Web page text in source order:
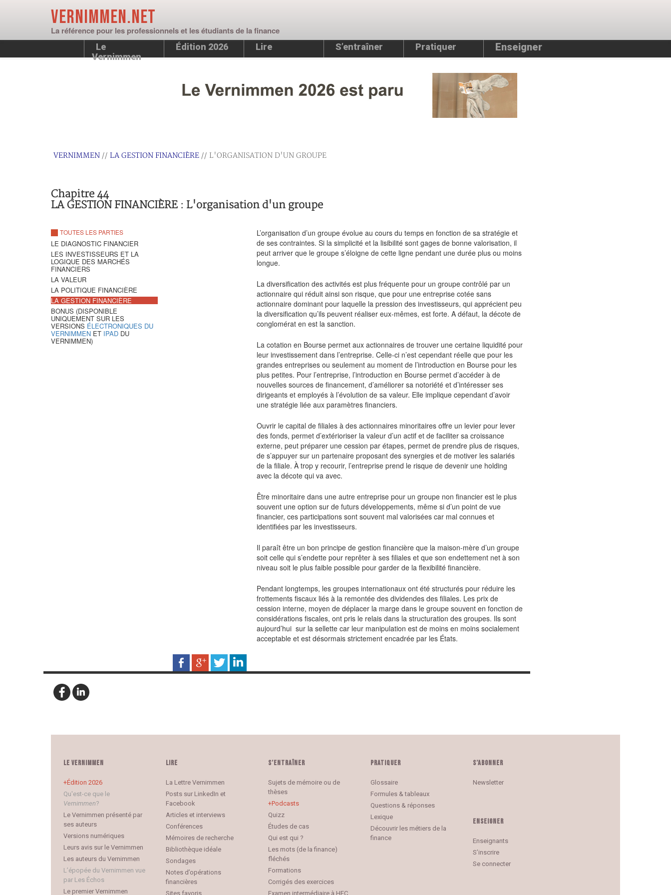
Vernimmen.net
La référence pour les professionnels et les étudiants de la finance
Le
Vernimmen
Édition 2026 Lire S’entraîner Pratiquer Enseigner
VERNIMMEN // LA GESTION FINANCIÈRE // L'ORGANISATION D'UN GROUPE
Chapitre 44
LA GESTION FINANCIÈRE : L'organisation d'un groupe
TOUTES LES PARTIES
LE DIAGNOSTIC FINANCIER
LES INVESTISSEURS ET LA
LOGIQUE DES MARCHÉS
FINANCIERS
LA VALEUR
LA POLITIQUE FINANCIÈRE
LA GESTION FINANCIÈRE
BONUS (DISPONIBLE
UNIQUEMENT SUR LES
VERSIONS ÉLECTRONIQUES DU
VERNIMMEN ET IPAD DU
VERNIMMEN)
L’organisation d’un groupe évolue au cours du temps en fonction de sa stratégie et
de ses contraintes. Si la simplicité et la lisibilité sont gages de bonne valorisation, il
peut arriver que le groupe s’éloigne de cette ligne pendant une durée plus ou moins
longue.
La diversification des activités est plus fréquente pour un groupe contrôlé par un
actionnaire qui réduit ainsi son risque, que pour une entreprise cotée sans
actionnaire dominant pour laquelle la pression des investisseurs, qui apprécient peu
la diversification qu’ils peuvent réaliser eux-mêmes, est forte. A défaut, la décote de
conglomérat en est la sanction.
La cotation en Bourse permet aux actionnaires de trouver une certaine liquidité pour
leur investissement dans l’entreprise. Celle-ci n’est cependant réelle que pour les
grandes entreprises ou seulement au moment de l’introduction en Bourse pour les
plus petites. Pour l’entreprise, l’introduction en Bourse permet d’accéder à de
nouvelles sources de financement, d’améliorer sa notoriété et d’intéresser ses
dirigeants et employés à l’évolution de sa valeur. Elle implique cependant d’avoir
une stratégie liée aux paramètres financiers.
Ouvrir le capital de filiales à des actionnaires minoritaires offre un levier pour lever
des fonds, permet d’extérioriser la valeur d’un actif et de faciliter sa croissance
externe, peut préparer une cession par étapes, permet de prendre plus de risques,
de s’appuyer sur un partenaire proposant des synergies et de motiver les salariés
de la filiale. À trop y recourir, l’entreprise prend le risque de devenir une holding
avec la décote qui va avec.
Être minoritaire dans une autre entreprise pour un groupe non financier est le plus
souvent une option sur de futurs développements, même si d’un point de vue
financier, ces participations sont souvent mal valorisées car mal connues et
identifiées par les investisseurs.
Il paraît être un bon principe de gestion financière que la maison-mère d’un groupe
soit celle qui s’endette pour reprêter à ses filiales et que son endettement net à son
niveau soit le plus faible possible pour garder de la flexibilité financière.
Pendant longtemps, les groupes internationaux ont été structurés pour réduire les
frottements fiscaux liés à la remontée des dividendes des filiales. Les prix de
cession interne, moyen de déplacer la marge dans le groupe souvent en fonction de
considérations fiscales, ont pris le relais dans la structuration des groupes. Ils sont
aujourd’hui sur la sellette car leur manipulation est de moins en moins socialement
acceptable et est désormais strictement encadrée par les États.
LE VERNIMMEN
Édition 2026
Qu'est-ce que le
Vernimmen?
Le Vernimmen présenté par
ses auteurs
Versions numériques
Leurs avis sur le Vernimmen
Les auteurs du Vernimmen
L’épopée du Vernimmen vue
par Les Échos
Le premier Vernimmen
LIRE
La Lettre Vernimmen
Posts sur LinkedIn et
Facebook
Articles et interviews
Conférences
Mémoires de recherche
Bibliothèque idéale
Sondages
Notes d’opérations
financières
Sites favoris
S’ENTRAÎNER
Sujets de mémoire ou de
thèses
Podcasts
Quizz
Études de cas
Qui est qui ?
Les mots (de la finance)
fléchés
Formations
Corrigés des exercices
Examen intermédiaire à HEC
PRATIQUER
Glossaire
Formules & tableaux
Questions & réponses
Lexique
Découvrir les métiers de la
finance
S’ABONNER
Newsletter
ENSEIGNER
Enseignants
S’inscrire
Se connecter